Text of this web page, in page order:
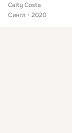
Caity Costa
Сингл
2020